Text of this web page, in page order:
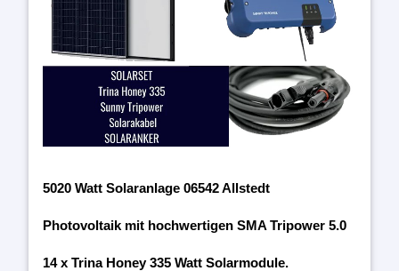
5020 Watt Solaranlage 06542 Allstedt
Photovoltaik mit hochwertigen SMA Tripower 5.0
14 x Trina Honey 335 Watt Solarmodule.